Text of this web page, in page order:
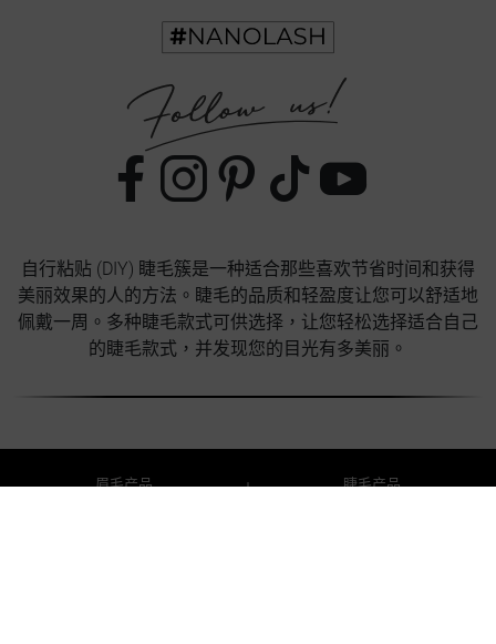
自行粘贴 (DIY) 睫毛簇是一种适合那些喜欢节省时间和获得
美丽效果的人的方法。睫毛的品质和轻盈度让您可以舒适地
佩戴一周。多种睫毛款式可供选择，让您轻松选择适合自己
的睫毛款式，并发现您的目光有多美丽。
眉毛产品 睫毛产品